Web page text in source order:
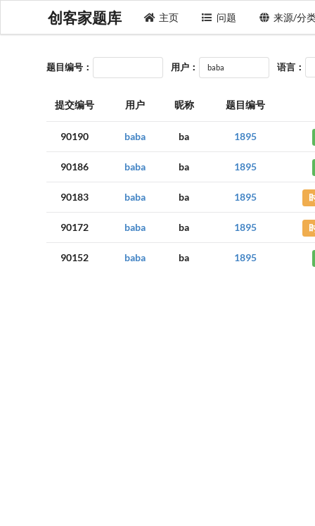
创客家题库 主页 问题 来源/分
题目编号： 用户： 语言：
提交编号 用户 昵称 题目编号
90190 baba ba 1895
90186 baba ba 1895
90183 baba ba 1895
90172 baba ba 1895
90152 baba ba 1895